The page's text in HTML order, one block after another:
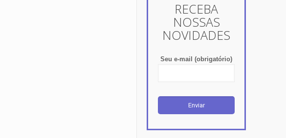
RECEBA
NOSSAS
NOVIDADES
Seu e-mail (obrigatório)